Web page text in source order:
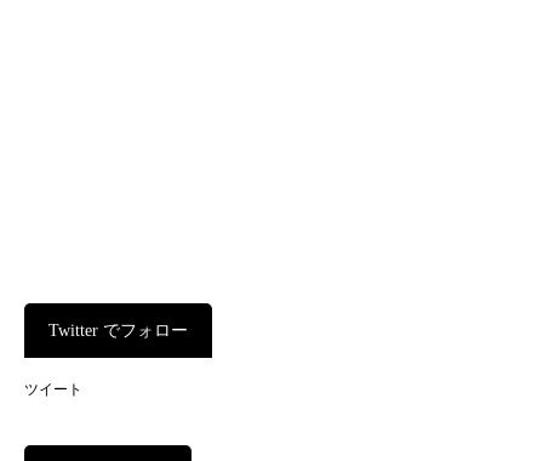
Twitter でフォロー
ツイート